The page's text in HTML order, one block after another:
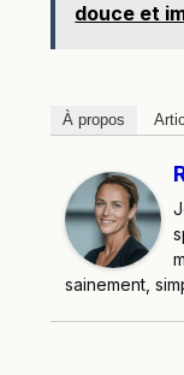
douce et
À propos
sainement,